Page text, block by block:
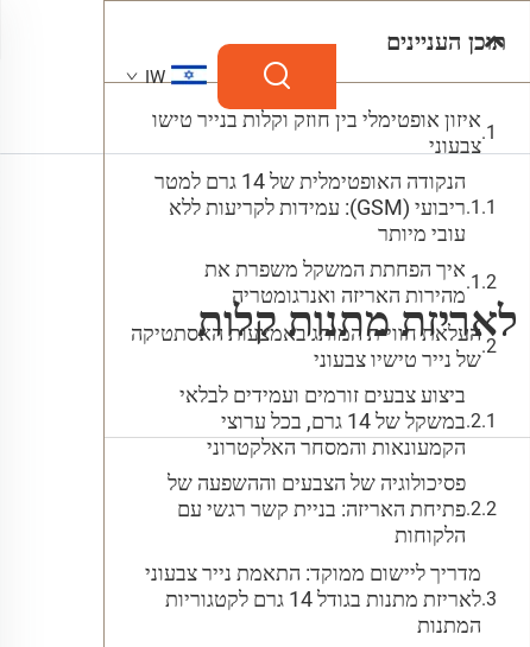
IW
תוכן העניינים
איזון אופטימלי בין חוזק וקלות בנייר טישו
צבעוני
הנקודה האופטימלית של 14 גרם למטר
ריבועי (GSM): עמידות לקריעות ללא
עובי מיותר
איך הפחתת המשקל משפרת את
מהירות האריזה ואנרגומטריה
העלאת חוויית המותג באמצעות האסתטיקה
של נייר טישיו צבעוני
ביצוע צבעים זורמים ועמידים לבלאי
במשקל של 14 גרם, בכל ערוצי
הקמעונאות והמסחר האלקטרוני
פסיכולוגיה של הצבעים וההשפעה של
פתיחת האריזה: בניית קשר רגשי עם
הלקוחות
מדריך ליישום ממוקד: התאמת נייר צבעוני
לאריזת מתנות בגודל 14 גרם לקטגוריות
המתנות